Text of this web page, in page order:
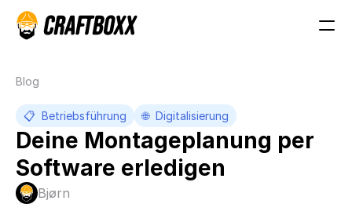
Blog
📋  Betriebsführung 🌐  Digitalisierung
Deine Montageplanung per
Software erledigen
Bjørn